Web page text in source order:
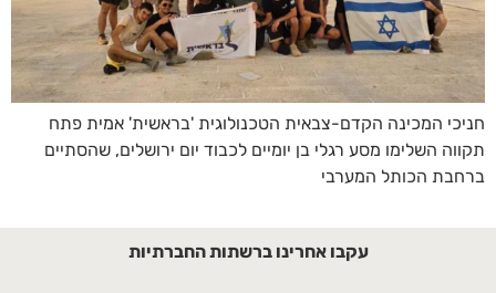
חניכי המכינה הקדם-צבאית הטכנולוגית 'בראשית' אמית פתח
תקווה השלימו מסע רגלי בן יומיים לכבוד יום ירושלים, שהסתיים
ברחבת הכותל המערבי
עקבו אחרינו ברשתות החברתיות